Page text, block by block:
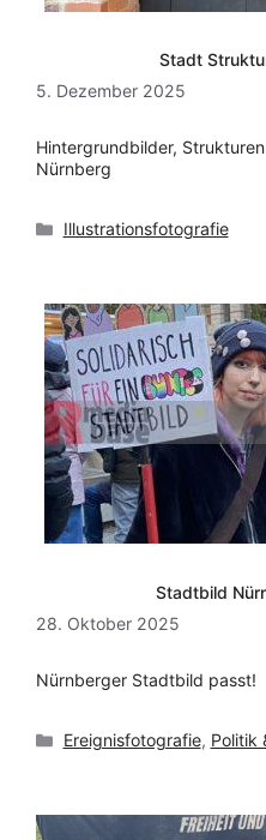
Stadt
5. Dezember 2025
Hintergrundbilder,
Nürnberg
Kategorien
Illustrationsfotografie
Stadtbild
28. Oktober 2025
Nürnberger Stadtbild passt!
Kategorien
Ereignisfotografie, Politik